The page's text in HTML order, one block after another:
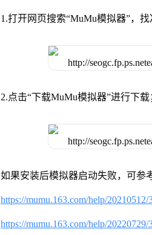
1.打开网页搜索“MuMu模拟器”，
2.点击“下载MuMu模拟器”进行下载
如果安装后模拟器启动失败，可参
https://mumu.163.com/help/20210512/
https://mumu.163.com/help/